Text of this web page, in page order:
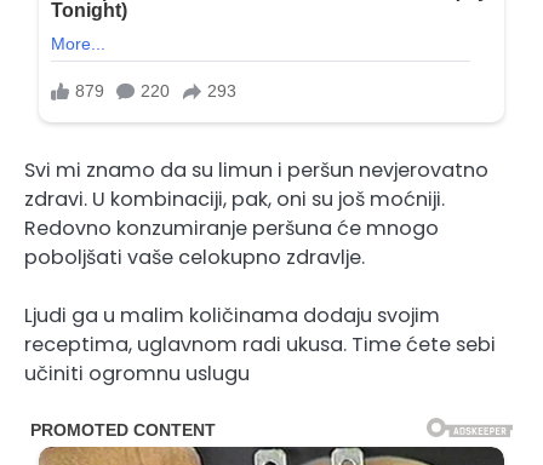
Svi mi znamo da su limun i peršun nevjerovatno
zdravi. U kombinaciji, pak, oni su još moćniji.
Redovno konzumiranje peršuna će mnogo
poboljšati vaše celokupno zdravlje.
Ljudi ga u malim količinama dodaju svojim
receptima, uglavnom radi ukusa. Time ćete sebi
učiniti ogromnu uslugu